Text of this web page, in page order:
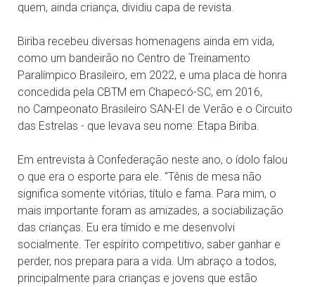
quem, ainda criança, dividiu capa de revista.
Biriba recebeu diversas homenagens ainda em vida,
como um bandeirão no Centro de Treinamento
Paralímpico Brasileiro, em 2022, e uma placa de honra
concedida pela CBTM em Chapecó-SC, em 2016,
no Campeonato Brasileiro SAN-EI de Verão e o Circuito
das Estrelas - que levava seu nome: Etapa Biriba.
Em entrevista à Confederação neste ano, o ídolo falou
o que era o esporte para ele. "Tênis de mesa não
significa somente vitórias, título e fama. Para mim, o
mais importante foram as amizades, a sociabilização
das crianças. Eu era tímido e me desenvolvi
socialmente. Ter espírito competitivo, saber ganhar e
perder, nos prepara para a vida. Um abraço a todos,
principalmente para crianças e jovens que estão